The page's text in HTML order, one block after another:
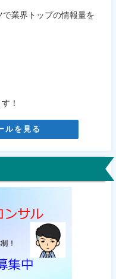
業界トップの情報量を
！
ルを見る